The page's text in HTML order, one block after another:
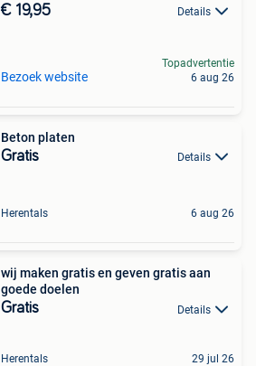
€ 19,95 Details
Bezoek website
Topadvertentie
6 aug 26
Beton platen
Gratis Details
Herentals 6 aug 26
wij maken gratis en geven gratis aan
goede doelen
Gratis Details
Herentals 29 jul 26